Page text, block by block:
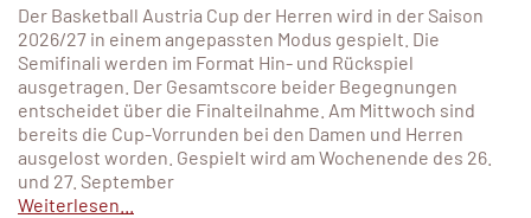
Der Basketball Austria Cup der Herren wird in der Saison
2026/27 in einem angepassten Modus gespielt. Die
Semifinali werden im Format Hin- und Rückspiel
ausgetragen. Der Gesamtscore beider Begegnungen
entscheidet über die Finalteilnahme. Am Mittwoch sind
bereits die Cup-Vorrunden bei den Damen und Herren
ausgelost worden. Gespielt wird am Wochenende des 26.
und 27. September
Weiterlesen...